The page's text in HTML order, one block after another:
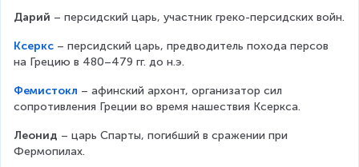
Дарий – персидский царь, участник греко-персидских войн.
Ксеркс
а Грецию в 480–479 гг. до н.э.
Фемистокл
опротивления Греции во время нашествия Ксеркса.
Леонид – царь Спарты, погибший в сражении при
Фермопилах.